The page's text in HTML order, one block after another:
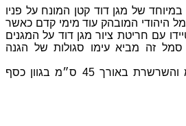
של מגן דוד קטן המונח על פניו
היהודי המובהק עוד מימי קדם כאשר
עם חריטת ציור מגן דוד על המגנים
זה מביא עימו סגולות של הגנה
גודל התליון הוא 21 מ״מ והשרשרת באורך 45 ס״מ בגוון כסף